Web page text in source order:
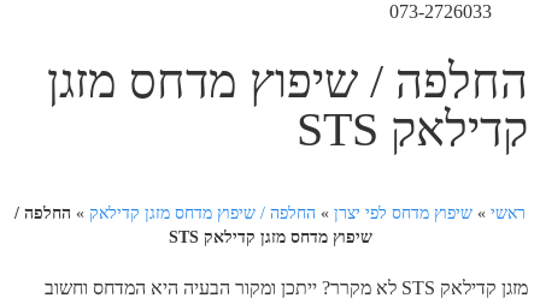
073-2726033
החלפה / שיפוץ מדחס מזגן
קדילאק STS
ראשי»שיפוץ מדחס לפי יצרן»החלפה / שיפוץ מדחס מזגן קדילאק»החלפה /
שיפוץ מדחס מזגן קדילאק STS
מזגן קדילאק STS לא מקרר? ייתכן ומקור הבעיה היא המדחס וחשוב